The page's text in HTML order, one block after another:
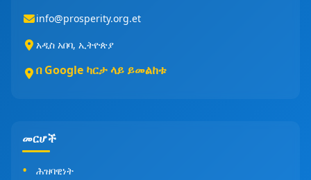
info@prosperity.org.et
አዲስ አበባ, ኢትዮጵያ
በ Google ካርታ ላይ ይመልከቱ
መርሆች
ሕዝባዊነት